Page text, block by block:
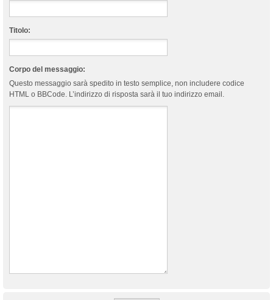
Titolo:
Corpo del messaggio:
Questo messaggio sarà spedito in testo semplice, non includere codice
HTML o BBCode. L’indirizzo di risposta sarà il tuo indirizzo email.